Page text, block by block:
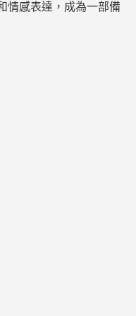
情感表達，成為一部備